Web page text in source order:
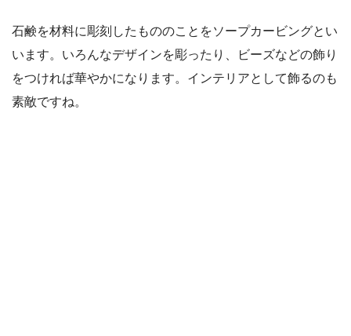
石鹸を材料に彫刻したもののことをソープカービングとい
います。いろんなデザインを彫ったり、ビーズなどの飾り
をつければ華やかになります。インテリアとして飾るのも
素敵ですね。